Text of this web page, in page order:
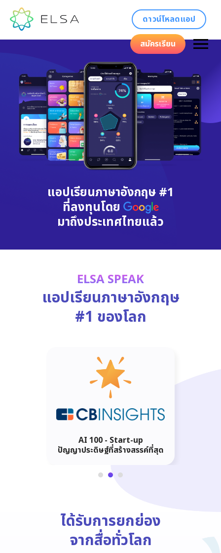
ดาวน์โหลดแอป
สมัครเรียน
แอปเรียนภาษาอังกฤษ #1
ที่ลงทุนโดย
มาถึงประเทศไทยแล้ว
ELSA SPEAK
แอปเรียนภาษาอังกฤษ
#1 ของโลก
AI 100 - Start-up
ปัญญาประดิษฐ์ที่สร้างสรรค์ที่สุด
ได้รับการยกย่อง
จากสื่อทั่วโลก